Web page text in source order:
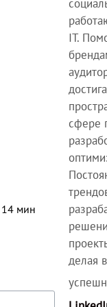
14мин
IT.
сфере
делая